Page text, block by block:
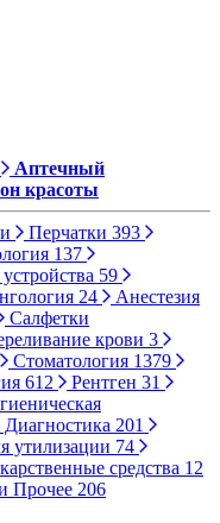
Аптечный
красоты
Перчатки 393
137
59
24
Анестезия
Салфетки
крови 3
Стоматология 1379
612 Рентген 31
Диагностика 201
утилизации 74
средства 12
Прочее 206